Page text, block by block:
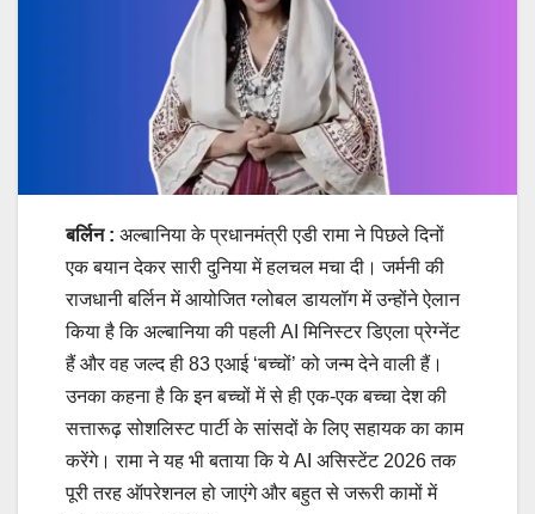
बर्लिन : अल्बानिया के प्रधानमंत्री एडी रामा ने पिछले दिनों
एक बयान देकर सारी दुनिया में हलचल मचा दी। जर्मनी की
राजधानी बर्लिन में आयोजित ग्‍लोबल डायलॉग में उन्‍होंने ऐलान
किया है कि अल्बानिया की पहली AI मिनिस्‍टर डिएला प्रेग्‍नेंट
हैं और वह जल्द ही 83 एआई ‘बच्चों’ को जन्म देने वाली हैं।
उनका कहना है कि इन बच्‍चों में से ही एक-एक बच्‍चा देश की
सत्तारूढ़ सोशलिस्ट पार्टी के सांसदों के लिए सहायक का काम
करेंगे। रामा ने यह भी बताया कि ये AI असिस्टेंट 2026 तक
पूरी तरह ऑपरेशनल हो जाएंगे और बहुत से जरूरी कामों में